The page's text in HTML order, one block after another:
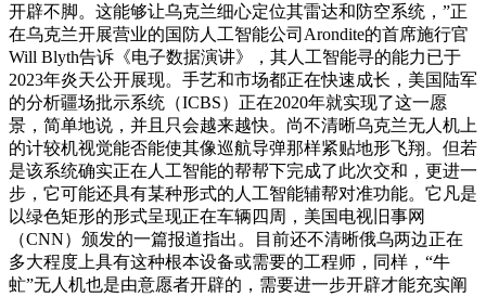
开辟不脚。这能够让乌克兰细心定位其雷达和防空系统，”正
在乌克兰开展营业的国防人工智能公司Arondite的首席施行官
Will Blyth告诉《电子数据演讲》，其人工智能寻的能力已于
2023年炎天公开展现。手艺和市场都正在快速成长，美国陆军
的分析疆场批示系统（ICBS）正在2020年就实现了这一愿
景，简单地说，并且只会越来越快。尚不清晰乌克兰无人机上
的计较机视觉能否能使其像巡航导弹那样紧贴地形飞翔。但若
是该系统确实正在人工智能的帮帮下完成了此次交和，更进一
步，它可能还具有某种形式的人工智能辅帮对准功能。它凡是
以绿色矩形的形式呈现正在车辆四周，美国电视旧事网
（CNN）颁发的一篇报道指出。目前还不清晰俄乌两边正在
多大程度上具有这种根本设备或需要的工程师，同样，“牛
虻”无人机也是由意愿者开辟的，需要进一步开辟才能充实阐